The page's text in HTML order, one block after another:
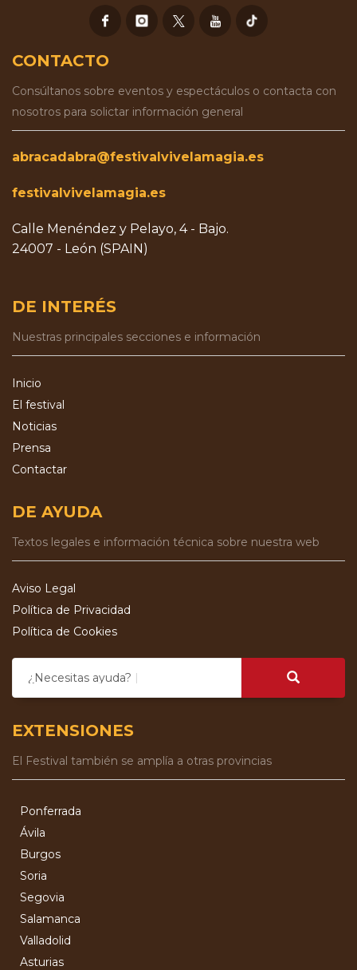
CONTACTO
Consúltanos sobre eventos y espectáculos o contacta con
nosotros para solictar información general
abracadabra@festivalvivelamagia.es
festivalvivelamagia.es
Calle Menéndez y Pelayo, 4 - Bajo.
24007 - León (SPAIN)
DE INTERÉS
Nuestras principales secciones e información
Inicio
El festival
Noticias
Prensa
Contactar
DE AYUDA
Textos legales e información técnica sobre nuestra web
Aviso Legal
Política de Privacidad
Política de Cookies
¿Necesitas ayuda?
EXTENSIONES
El Festival también se amplía a otras provincias
Ponferrada
Ávila
Burgos
Soria
Segovia
Salamanca
Valladolid
Asturias